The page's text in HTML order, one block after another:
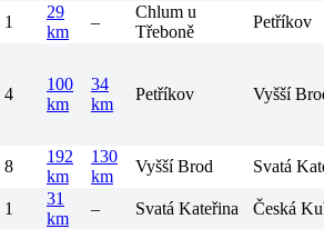
1
29
km
–
Chlum u
Třeboně
Petříkov
4
100
km
34
km
Petříkov Vyšší
8
192
km
130
km
Vyšší Brod
Svatá
1
31
km
– Svatá Kateřina Česká